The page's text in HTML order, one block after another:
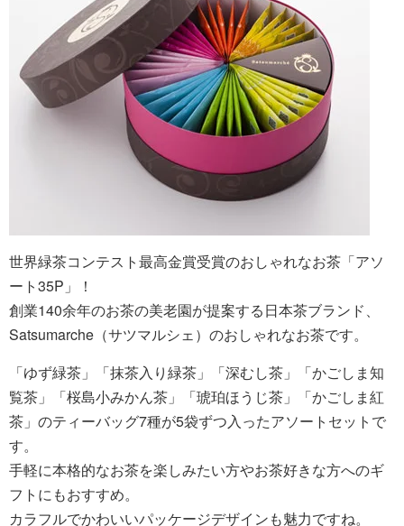
世界緑茶コンテスト最高金賞受賞のおしゃれなお茶「アソ
ート35P」！
創業140余年のお茶の美老園が提案する日本茶ブランド、
Satsumarche（サツマルシェ）のおしゃれなお茶です。
「ゆず緑茶」「抹茶入り緑茶」「深むし茶」「かごしま知
覧茶」「桜島小みかん茶」「琥珀ほうじ茶」「かごしま紅
茶」のティーバッグ7種が5袋ずつ入ったアソートセットで
す。
手軽に本格的なお茶を楽しみたい方やお茶好きな方へのギ
フトにもおすすめ。
カラフルでかわいいパッケージデザインも魅力ですね。